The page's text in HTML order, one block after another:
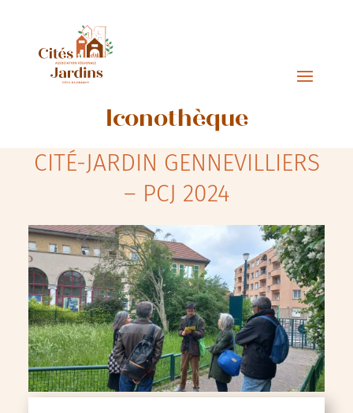
Iconothèque
CITÉ-JARDIN GENNEVILLIERS
– PCJ 2024